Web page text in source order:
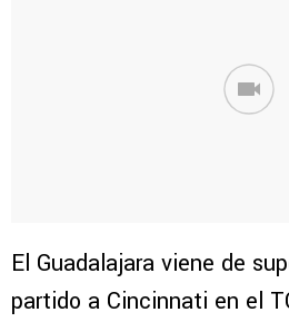
El Guadalajara viene de
partido a Cincinnati en el